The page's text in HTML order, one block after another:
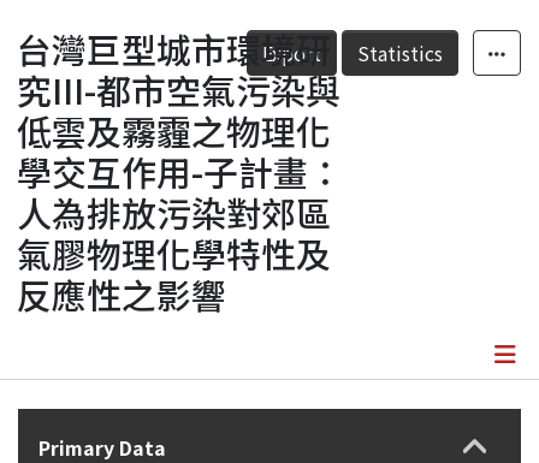
Fundings & Projects
Researchers
Organizations
Statistics
Export Statistics
台灣巨型城市環境研
究III-都市空氣污染與
低雲及霧霾之物理化
學交互作用-子計畫：
人為排放污染對郊區
氣膠物理化學特性及
反應性之影響
Details
Primary Data